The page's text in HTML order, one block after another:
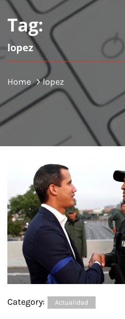
Tag:
lopez
Home lopez
Category: Actualidad